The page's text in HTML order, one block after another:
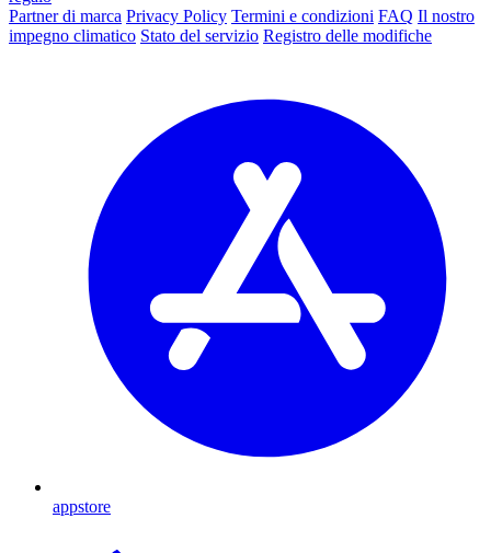
Partner di marca Privacy Policy Termini e condizioni FAQ Il nostro
impegno climatico Stato del servizio Registro delle modifiche
appstore